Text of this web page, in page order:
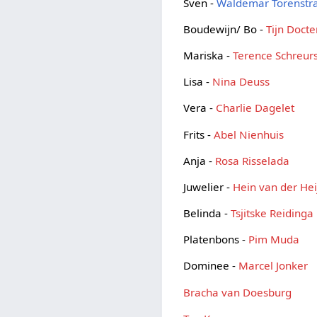
Boudewijn/ Bo -Tijn
Mariska -Terence
Lisa - Nina Deuss
Vera - Charlie Dagelet
Frits -Abel Nienhuis
Anja - Rosa Risselada
Juwelier - Hein van der
Belinda -Tsjitske Reidinga
Platenbons - Pim Muda
Dominee - Marcel Jonker
Bracha van Doesburg